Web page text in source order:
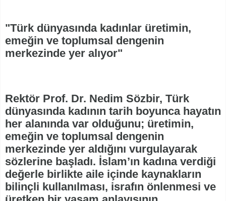
"Türk dünyasında kadınlar üretimin,
emeğin ve toplumsal dengenin
merkezinde yer alıyor"
Rektör Prof. Dr. Nedim Sözbir, Türk
dünyasında kadının tarih boyunca hayatın
her alanında var olduğunu; üretimin,
emeğin ve toplumsal dengenin
merkezinde yer aldığını vurgulayarak
sözlerine başladı. İslam’ın kadına verdiği
değerle birlikte aile içinde kaynakların
bilinçli kullanılması, israfın önlenmesi ve